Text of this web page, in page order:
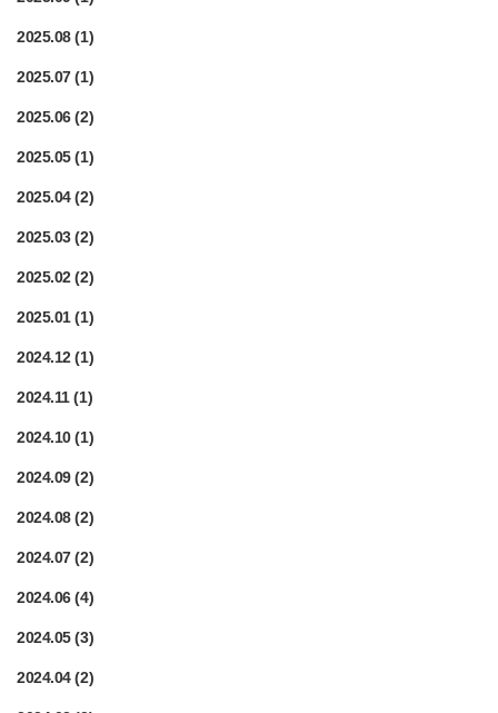
2025.08(1)
2025.07(1)
2025.06(2)
2025.05(1)
2025.04(2)
2025.03(2)
2025.02(2)
2025.01(1)
2024.12(1)
2024.11(1)
2024.10(1)
2024.09(2)
2024.08(2)
2024.07(2)
2024.06(4)
2024.05(3)
2024.04(2)